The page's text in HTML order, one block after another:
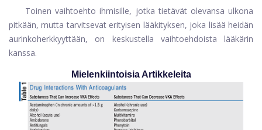
Toinen vaihtoehto ihmisille, jotka tietävät olevansa ulkona
pitkään, mutta tarvitsevat erityisen lääkityksen, joka lisää heidän
aurinkoherkkyyttään, on keskustella vaihtoehdoista lääkärin
kanssa.
Mielenkiintoisia Artikkeleita